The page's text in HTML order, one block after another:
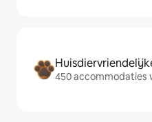
450 accommodaties